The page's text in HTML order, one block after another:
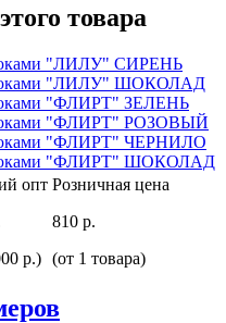
товара
опт
р.)
Розничная цена
810 р.
(от 1 товара)